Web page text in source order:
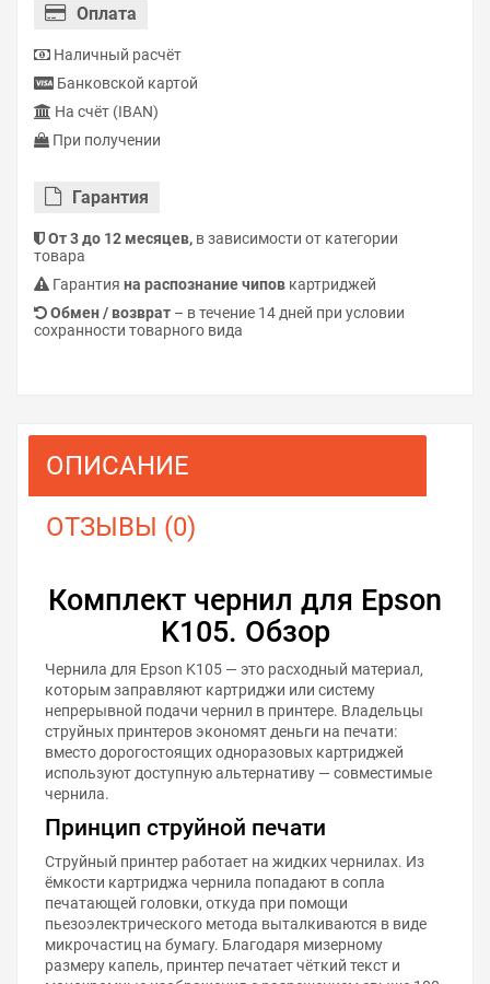
Оплата
Наличный расчёт
Банковской картой
На счёт (IBAN)
При получении
Гарантия
От 3 до 12 месяцев, в зависимости от категории
товара
Гарантия на распознание чипов картриджей
Обмен / возврат – в течение 14 дней при условии
сохранности товарного вида
ОПИСАНИЕ
ОТЗЫВЫ (0)
Комплект чернил для Epson
K105. Обзор
Чернила для Epson K105 — это расходный материал,
которым заправляют картриджи или систему
непрерывной подачи чернил в принтере. Владельцы
струйных принтеров экономят деньги на печати:
вместо дорогостоящих одноразовых картриджей
используют доступную альтернативу — совместимые
чернила.
Принцип струйной печати
Струйный принтер работает на жидких чернилах. Из
ёмкости картриджа чернила попадают в сопла
печатающей головки, откуда при помощи
пьезоэлектрического метода выталкиваются в виде
микрочастиц на бумагу. Благодаря мизерному
размеру капель, принтер печатает чёткий текст и